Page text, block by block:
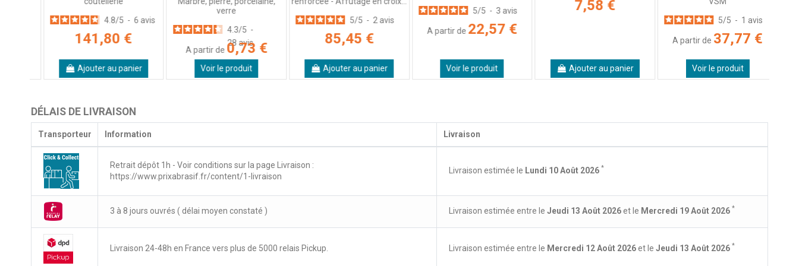
4.8/5-6avis
141,80 €
Ajouter au panier
verre
4.3 /5-
avis
A partir de 0,73 €
Voir le produit
5/ 5-2avis
85,45 €
Ajouter au panier
5/ 5-3avis
A partir de 22,57 €
Voir le produit
7,58 €
Ajouter au panier
5/ 5-1avis
A partir de 37,77 €
Voir le produit
DÉLAIS DE LIVRAISON
Transporteur Information Livraison
Retrait dépôt 1h - Voir conditions sur la page Livraison :
https://www.prixabrasif.fr/content/1-livraison
Livraison estimée le Lundi 10 Août 2026 *
3 à 8 jours ouvrés ( délai moyen constaté ) Livraison estimée entre le Jeudi 13 Août 2026et le Mercredi 19 Août 2026 *
Livraison 24-48h en France vers plus de 5000 relais Pickup. Livraison estimée entre le Mercredi 12 Août 2026et le Jeudi 13 Août 2026 *